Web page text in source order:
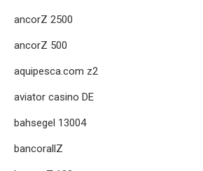
ancorZ 2500
ancorZ 500
aquipesca.com z2
aviator casino DE
bahsegel 13004
bancorallZ